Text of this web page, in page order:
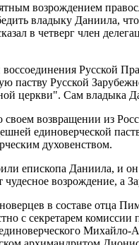
возрождением
владыку Даниила,
в четверг член
Русской
паству Русской
церкви". Сам владыка
своем возвращении из
единоверческой
духовенством.
епископа Даниила, и
чудесное возрождение, а
в составе отца
с секретарем
Михайло-